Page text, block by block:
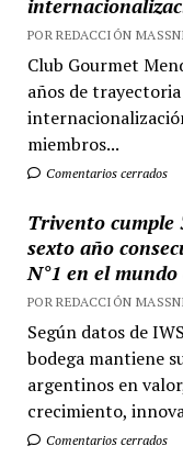
POR REDACCIÓN
Club Gourmet
años de
miembros...
Comentarios cerrados
Trivento cumple
sexto año
N°1 en el
POR REDACCIÓN
Según datos de
bodega mantiene
argentinos en
crecimiento,
Comentarios cerrados